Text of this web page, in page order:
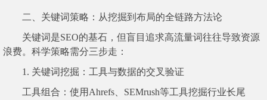
二、关键词策略：从挖掘到布局的全链路方法论
关键词是SEO的基石，但盲目追求高流量词往往导致资源
浪费。科学策略需分三步走：
1. 关键词挖掘：工具与数据的交叉验证
工具组合：使用Ahrefs、SEMrush等工具挖掘行业长尾